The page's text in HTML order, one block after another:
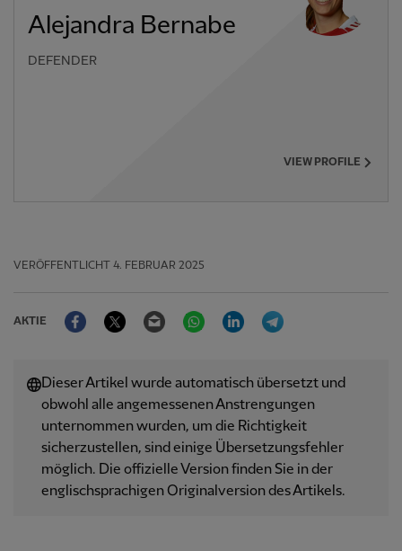
Alejandra Bernabe
DEFENDER
VIEW PROFILE
VERÖFFENTLICHT 4. FEBRUAR 2025
AKTIE
FacebookTwitter Email WhatsAppLinkedIn
Dieser Artikel wurde automatisch übersetzt und
obwohl alle angemessenen Anstrengungen
unternommen wurden, um die Richtigkeit
sicherzustellen, sind einige Übersetzungsfehler
möglich. Die offizielle Version finden Sie in der
englischsprachigen Originalversion des Artikels.